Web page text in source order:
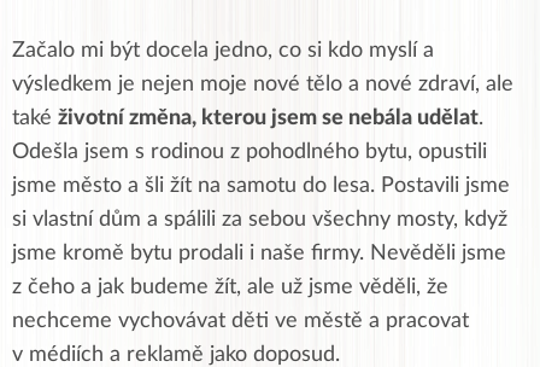
Začalo mi být docela jedno, co si kdo myslí a
výsledkem je nejen moje nové tělo a nové zdraví, ale
také životní změna, kterou jsem se nebála udělat.
Odešla jsem s rodinou z pohodlného bytu, opustili
jsme město a šli žít na samotu do lesa. Postavili jsme
si vlastní dům a spálili za sebou všechny mosty, když
jsme kromě bytu prodali i naše firmy. Nevěděli jsme
z čeho a jak budeme žít, ale už jsme věděli, že
nechceme vychovávat děti ve městě a pracovat
v médiích a reklamě jako doposud.